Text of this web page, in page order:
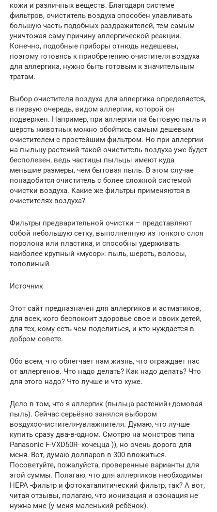
кожи и различных веществ. Благодаря системе
фильтров, очиститель воздуха способен улавливать
большую часть подобных раздражителей, тем самым
уничтожая саму причину аллергической реакции.
Конечно, подобные приборы отнюдь недешевы,
поэтому готовясь к приобретению очистителя воздуха
для аллергика, нужно быть готовым к значительным
тратам.
Выбор очистителя воздуха для аллергика определяется,
в первую очередь, видом аллергии, которой он
подвержен. Например, при аллергии на бытовую пыль и
шерсть животных можно обойтись самым дешевым
очистителем с простейшим фильтром. Но при аллергии
на пыльцу растений такой очиститель воздуха уже будет
бесполезен, ведь частицы пыльцы имеют куда
меньшие размеры, чем бытовая пыль. В этом случае
понадобится очиститель с более сложной системой
очистки воздуха. Какие же фильтры применяются в
очистителях воздуха?
Фильтры предварительной очистки – представляют
собой небольшую сетку, выполненную из тонкого слоя
поролона или пластика, и способны удерживать
наиболее крупный «мусор»: пыль, шерсть, волосы,
тополиный
Источник
Этот сайт предназначен для аллергиков и астматиков,
для всех, кого беспокоит здоровье свое и своих детей,
для тех, кому есть чем поделиться, и кто нуждается в
добром совете.
Обо всем, что облегчает нам жизнь, что ограждает нас
от аллергенов. Что надо делать? Как надо делать? Что
для этого надо? Что лучше и что хуже.
Дело в том, что я аллергик (пыльца растений+домовая
пыль). Сейчас серьёзно занялся выбором
воздухоочистителя-увлажнителя. Думаю, что лучше
купить сразу два-в-одном. Смотрю на монстров типа
Panasonic F-VXD50R- хочецца )), но очень дорого для
меня. Вот, думаю долларов в 300 вложиться.
Посоветуйте, пожалуйста, проверенные варианты для
этой суммы. Полагаю, что для аллергиков необходимы
HEPA -фильтр и фотокаталитический фильтр, так? А вот,
читая отзывы, полагаю, что ионизация и озонация не
нужна мне (у меня маленький ребёнок).